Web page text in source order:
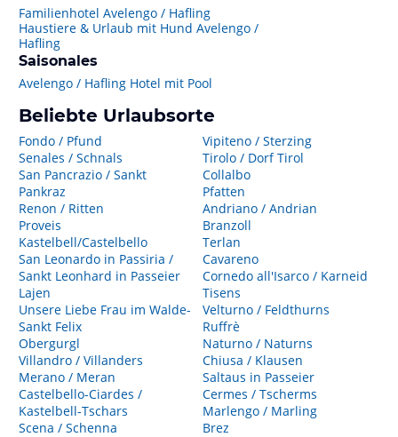
Familienhotel Avelengo / Hafling
Haustiere & Urlaub mit Hund Avelengo /
Hafling
Saisonales
Avelengo / Hafling Hotel mit Pool
Beliebte Urlaubsorte
Fondo / Pfund
Senales / Schnals
San Pancrazio / Sankt
Pankraz
Renon / Ritten
Proveis
Kastelbell/Castelbello
San Leonardo in Passiria /
Sankt Leonhard in Passeier
Lajen
Unsere Liebe Frau im Walde-
Sankt Felix
Obergurgl
Villandro / Villanders
Merano / Meran
Castelbello-Ciardes /
Kastelbell-Tschars
Scena / Schenna
Vipiteno / Sterzing
Tirolo / Dorf Tirol
Collalbo
Pfatten
Andriano / Andrian
Branzoll
Terlan
Cavareno
Cornedo all'Isarco / Karneid
Tisens
Velturno / Feldthurns
Ruffrè
Naturno / Naturns
Chiusa / Klausen
Saltaus in Passeier
Cermes / Tscherms
Marlengo / Marling
Brez